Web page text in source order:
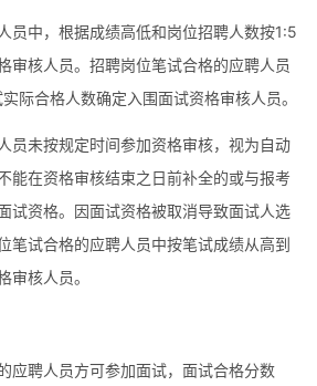
员中，根据成绩高低和岗位招聘人数按1:5
审核人员。招聘岗位笔试合格的应聘人员
际合格人数确定入围面试资格审核人员。
员未按规定时间参加资格审核，视为自动
能在资格审核结束之日前补全的或与报考
试资格。因面试资格被取消导致面试人选
笔试合格的应聘人员中按笔试成绩从高到
审核人员。
应聘人员方可参加面试，面试合格分数